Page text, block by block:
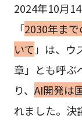
2024年10月
「2030年ま
いて 」は、ウ
章」とも呼ぶ
り、 AI開発は
れました。決